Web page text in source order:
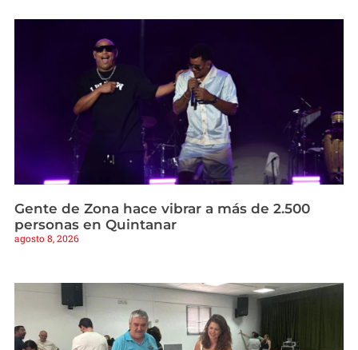
Gente de Zona hace vibrar a más de 2.500
personas en Quintanar
agosto 8, 2026